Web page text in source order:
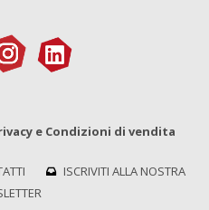
e Condizioni di vendita
ISCRIVITI ALLA NOSTRA